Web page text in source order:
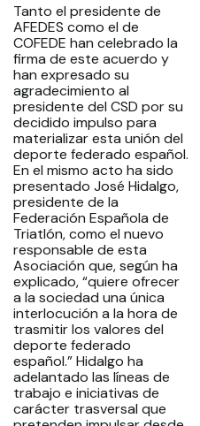
Tanto el presidente de
AFEDES como el de
COFEDE han celebrado la
firma de este acuerdo y
han expresado su
agradecimiento al
presidente del CSD por su
decidido impulso para
materializar esta unión del
deporte federado español.
En el mismo acto ha sido
presentado José Hidalgo,
presidente de la
Federación Española de
Triatlón, como el nuevo
responsable de esta
Asociación que, según ha
explicado, “quiere ofrecer
a la sociedad una única
interlocución a la hora de
trasmitir los valores del
deporte federado
español.” Hidalgo ha
adelantado las líneas de
trabajo e iniciativas de
carácter trasversal que